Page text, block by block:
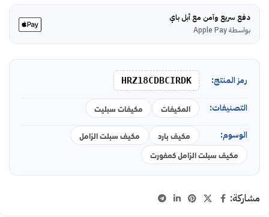
دفع سريع وآمن مع أبل باي
بواسطة Apple Pay
رمز المنتج: HRZ18CDBCIRDK
التصنيفات: المكيفات مكيفات سبليت
الوسوم: مكيف بارد
مكيف سبلت الزامل
مكيف سبلت الزامل كمفورت
مشاركة: